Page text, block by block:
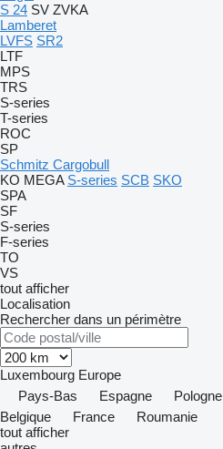
S 24 SV ZVKA
Lamberet
LVFS SR2
LTF
MPS
TRS
S-series
T-series
ROC
SP
Schmitz Cargobull
KO MEGA S-series SCB SKO
SPA
SF
S-series
F-series
TO
VS
tout afficher
Localisation
Rechercher dans un périmètre
Luxembourg Europe
Pays-Bas
Espagne Pologne
Belgique
France
Roumanie
tout afficher